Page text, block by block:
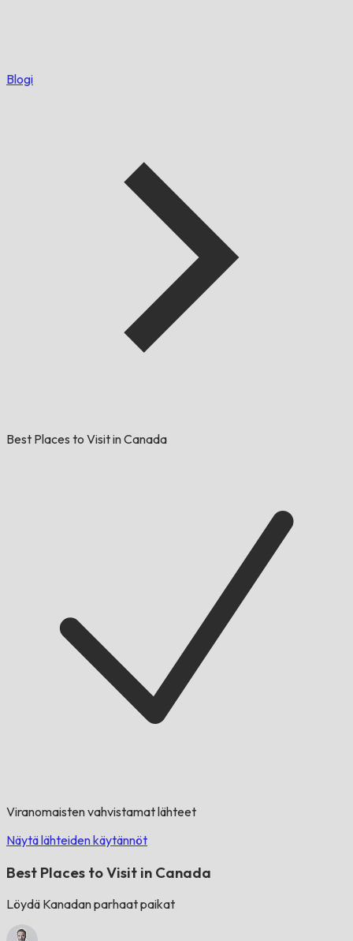
Blogi
Best Places to Visit in Canada
Viranomaisten vahvistamat lähteet
Näytä lähteiden käytännöt
Best Places to Visit in Canada
Löydä Kanadan parhaat paikat